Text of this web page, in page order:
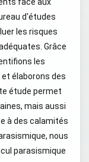
d'études
les risques
Grâce
les
élaborons des
étude permet
mais aussi
à des calamités
nous
parasismique